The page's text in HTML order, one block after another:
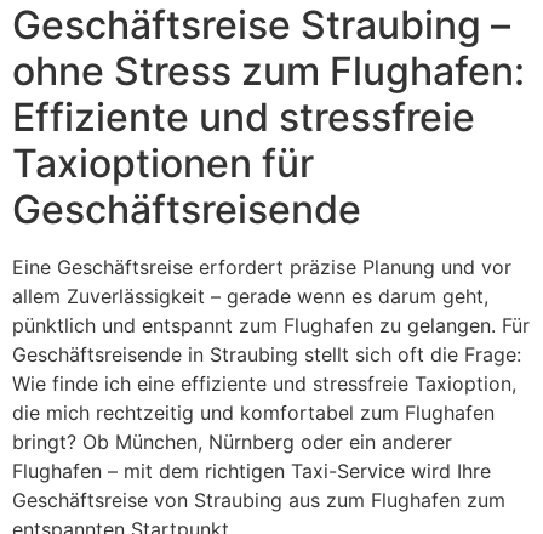
Geschäftsreise Straubing –
ohne Stress zum Flughafen:
Effiziente und stressfreie
Taxioptionen für
Geschäftsreisende
Eine Geschäftsreise erfordert präzise Planung und vor
allem Zuverlässigkeit – gerade wenn es darum geht,
pünktlich und entspannt zum Flughafen zu gelangen. Für
Geschäftsreisende in Straubing stellt sich oft die Frage:
Wie finde ich eine effiziente und stressfreie Taxioption,
die mich rechtzeitig und komfortabel zum Flughafen
bringt? Ob München, Nürnberg oder ein anderer
Flughafen – mit dem richtigen Taxi-Service wird Ihre
Geschäftsreise von Straubing aus zum Flughafen zum
entspannten Startpunkt.